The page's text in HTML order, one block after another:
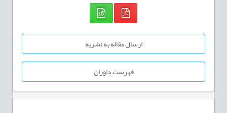
ارسال مقاله به نشریه
فهرست داوران